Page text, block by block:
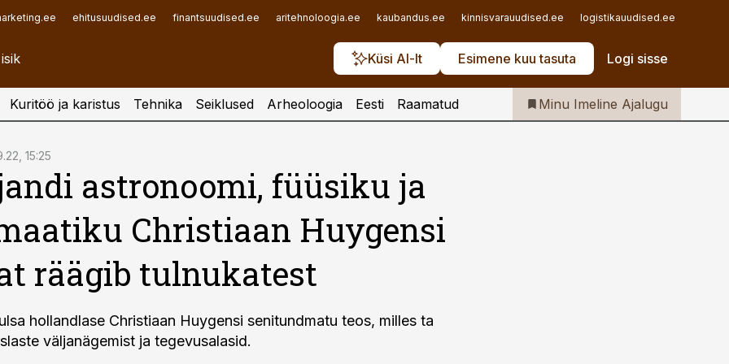
ehitusuudised.ee finantsuudised.ee aritehnoloogia.ee kaubandus.ee kinnisvarauudised.ee logistikauudised.ee
Küsi AI-lt Esimene kuu tasuta Logi sisse
Iseteenindus
Telli Imeline Ajalugu
Kuritöö ja karistus Tehnika Seiklused Arheoloogia Eesti Raamatud Minu Imeline Ajalugu
15:25
astronoomi, füüsiku ja
Christiaan Huygensi
räägib tulnukatest
hollandlase Christiaan Huygensi senitundmatu teos, milles ta
väljanägemist ja tegevusalasid.